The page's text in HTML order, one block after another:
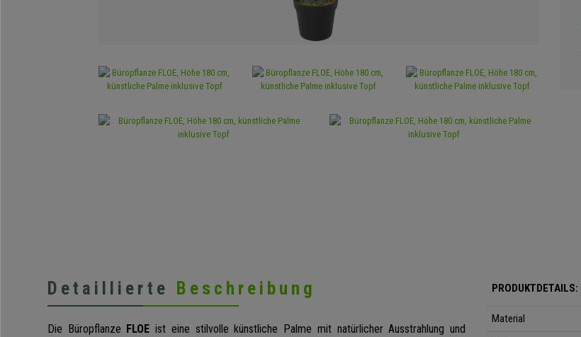
Detaillierte Beschreibung
Die Büropflanze FLOE ist eine stilvolle künstliche Palme mit natürlicher Ausstrahlung und
PRODUKTDETAILS:
Material